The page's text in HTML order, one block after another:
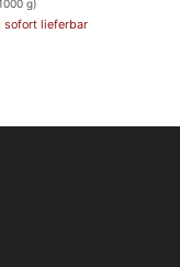
g)
sofort lieferbar